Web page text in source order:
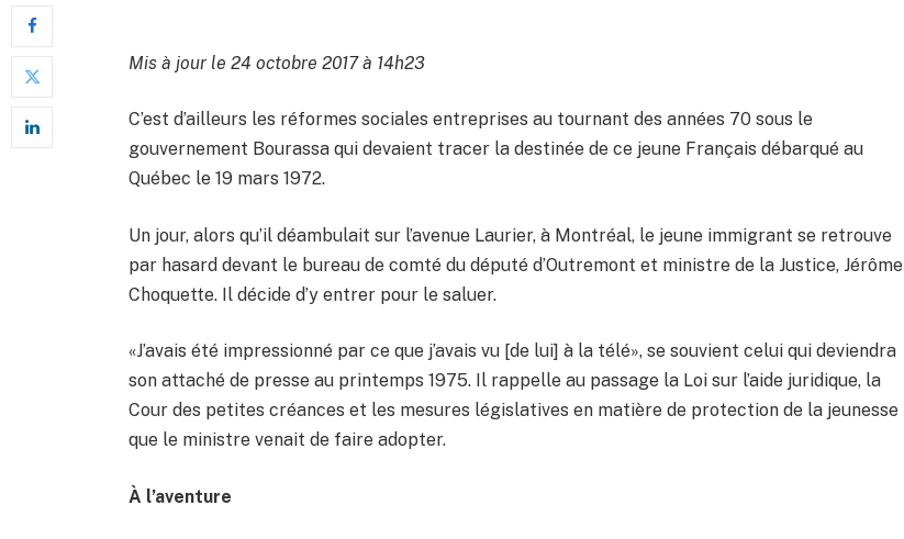
Mis à jour le 24 octobre 2017 à 14h23
C’est d’ailleurs les réformes sociales entreprises au tournant des années 70 sous le
gouvernement Bourassa qui devaient tracer la destinée de ce jeune Français débarqué au
Québec le 19 mars 1972.
Un jour, alors qu’il déambulait sur l’avenue Laurier, à Montréal, le jeune immigrant se retrouve
par hasard devant le bureau de comté du député d’Outremont et ministre de la Justice, Jérôme
Choquette. Il décide d’y entrer pour le saluer.
«J’avais été impressionné par ce que j’avais vu [de lui] à la télé», se souvient celui qui deviendra
son attaché de presse au printemps 1975. Il rappelle au passage la Loi sur l’aide juridique, la
Cour des petites créances et les mesures législatives en matière de protection de la jeunesse
que le ministre venait de faire adopter.
À l’aventure